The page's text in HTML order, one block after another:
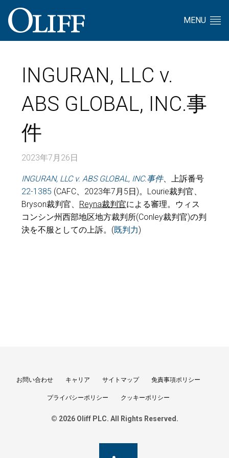
MENU
INGURAN, LLC v.
ABS GLOBAL, INC.事
件
2023年7月26日
INGURAN, LLC v. ABS GLOBAL, INC.事件、上訴番号
22-1385 (CAFC、2023年7月5日)。Lourie裁判官、
Bryson裁判官、 Reyna裁判官による審理。ウィス
コンシン州西部地区地方裁判所(Conley裁判官)の判
決を不服としての上訴。(既判力)
お問い合わせ キャリア サイトマップ 免責事項ポリシー
プライバシーポリシー クッキーポリシー
© 2026 Oliff PLC. All Rights Reserved.